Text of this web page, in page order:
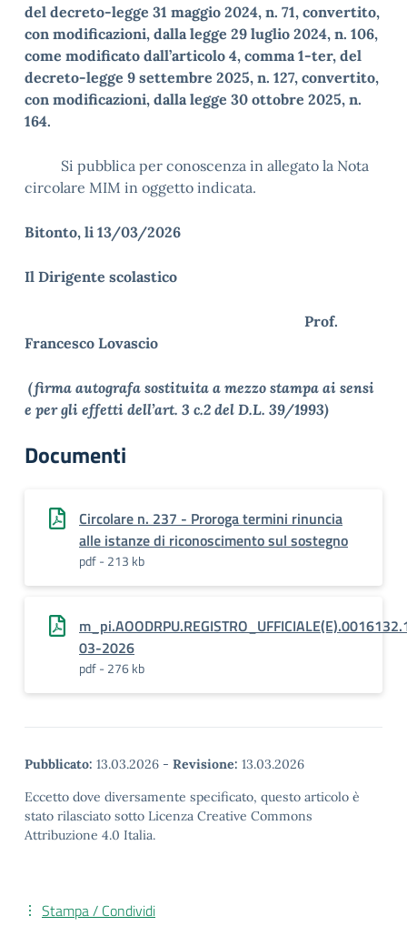
del decreto-legge 31 maggio 2024, n. 71, convertito,
con modificazioni, dalla legge 29 luglio 2024, n. 106,
come modificato dall’articolo 4, comma 1-ter, del
decreto-legge 9 settembre 2025, n. 127, convertito,
con modificazioni, dalla legge 30 ottobre 2025, n.
164.
Si pubblica per conoscenza in allegato la Nota
circolare MIM in oggetto indicata.
Bitonto, li 13/03/2026
Il Dirigente scolastico
Prof.
Francesco Lovascio
(firma autografa sostituita a mezzo stampa ai sensi
e per gli effetti dell’art. 3 c.2 del D.L. 39/1993)
Documenti
Circolare n. 237 - Proroga termini rinuncia
alle istanze di riconoscimento sul sostegno
pdf - 213 kb
03-2026
pdf - 276 kb
Pubblicato: 13.03.2026 - Revisione: 13.03.2026
Eccetto dove diversamente specificato, questo articolo è
stato rilasciato sotto Licenza Creative Commons
Attribuzione 4.0 Italia.
Stampa / Condividi